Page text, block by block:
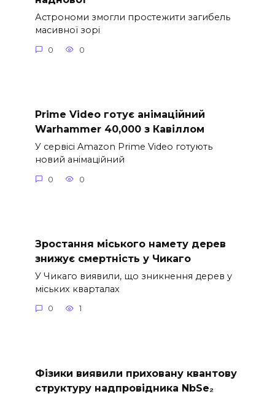
Астрономи змогли простежити загибель
масивної зорі
0 0
Prime Video готує анімаційний
Warhammer 40,000 з Кавіллом
У сервісі Amazon Prime Video готують
новий анімаційний
0 0
Зростання міського намету дерев
знижує смертність у Чикаго
У Чикаго виявили, що зникнення дерев у
міських кварталах
0 1
Фізики виявили приховану квантову
структуру надпровідника NbSe₂